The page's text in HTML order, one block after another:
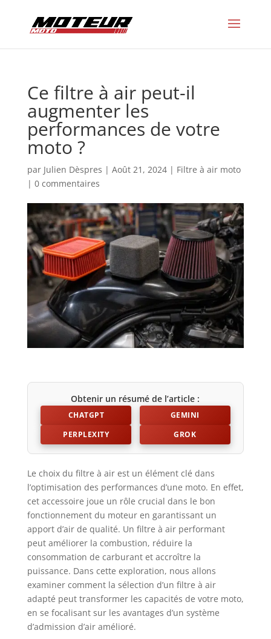
Ce filtre à air peut-il
augmenter les
performances de votre
moto ?
par Julien Dèspres | Août 21, 2024| Filtre à air moto
| 0 commentaires
Obtenir un résumé de l’article :
CHATGPT
GEMINI
PERPLEXITY
GROK
Le choix du filtre à air est un élément clé dans
l’optimisation des performances d’une moto. En effet,
cet accessoire joue un rôle crucial dans le bon
fonctionnement du moteur en garantissant un
apport d’air de qualité. Un filtre à air performant
peut améliorer la combustion, réduire la
consommation de carburant et accroître la
puissance. Dans cette exploration, nous allons
examiner comment la sélection d’un filtre à air
adapté peut transformer les capacités de votre moto,
en se focalisant sur les avantages d’un système
d’admission d’air amélioré.